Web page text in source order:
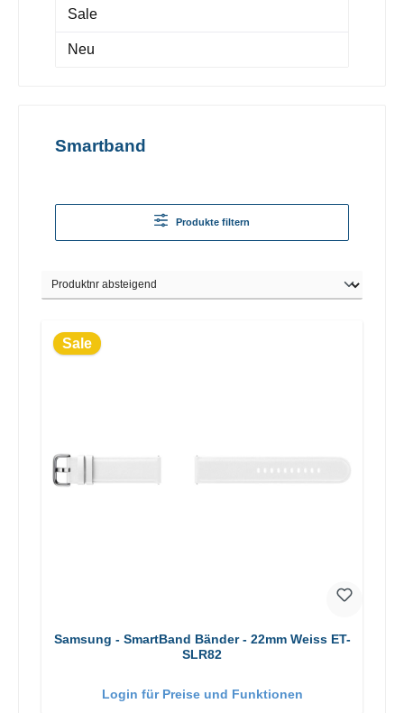
Sale
Neu
Smartband
Produkte filtern
Sale
Samsung - SmartBand Bänder - 22mm Weiss ET-
SLR82
Login für Preise und Funktionen